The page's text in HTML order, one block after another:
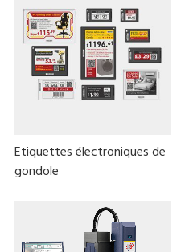
Etiquettes électroniques de
gondole